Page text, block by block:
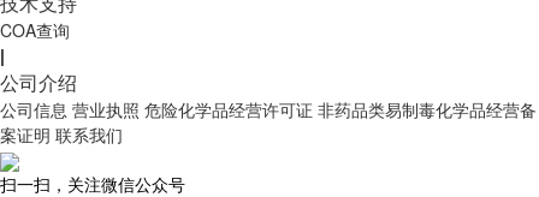
COA查询
|
公司介绍
公司信息 营业执照 危险化学品经营许可证 非药品类易制毒化学品经营备
案证明 联系我们
扫一扫，关注微信公众号